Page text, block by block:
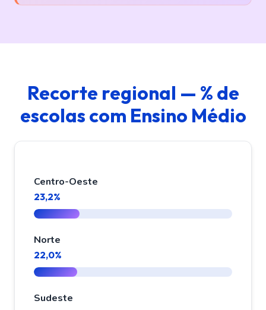
Recorte regional — % de
escolas com Ensino Médio
Centro-Oeste
23,2%
Norte
22,0%
Sudeste